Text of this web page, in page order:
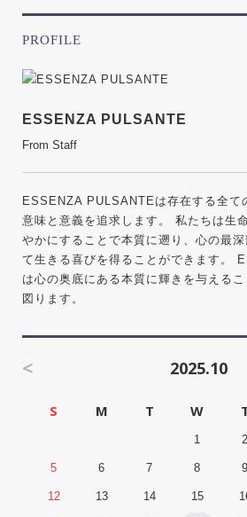
PROFILE
ESSENZA PULSANTE
From Staff
ESSENZA PULSANTEは存在する全て
意味と意義を追求します。 私たちは生
やかにすることで本質に遡り、心の最
て生きる喜びを得ることができます。
は心の奥底にある本質に輝きを与える
図ります。
< 2025.10
S M T W
1 2
5 6 7 8 9
12 13 14 15